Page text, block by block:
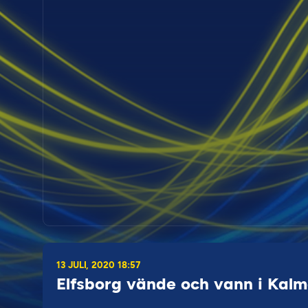
13 JULI, 2020 18:57
Elfsborg vände och vann i